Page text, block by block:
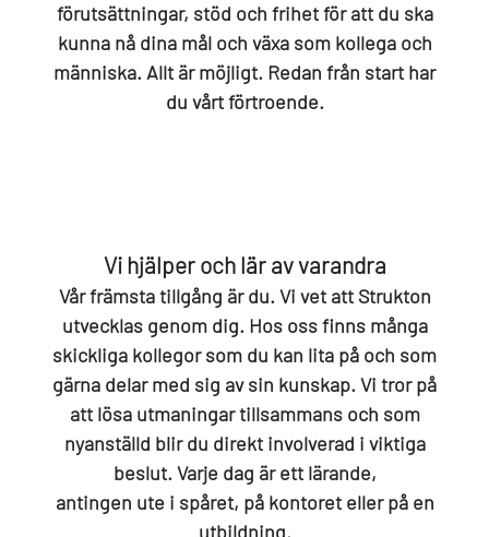
förutsättningar, stöd och frihet för att du ska
kunna nå dina mål och växa som kollega och
människa. Allt är möjligt. Redan från start har
du vårt förtroende.
Vi hjälper och lär av varandra
Vår främsta tillgång är du. Vi vet att Strukton
utvecklas genom dig. Hos oss finns många
skickliga kollegor som du kan lita på och som
gärna delar med sig av sin kunskap. Vi tror på
att lösa utmaningar tillsammans och som
nyanställd blir du direkt involverad i viktiga
beslut. Varje dag är ett lärande,
antingen ute i spåret, på kontoret eller på en
utbildning.